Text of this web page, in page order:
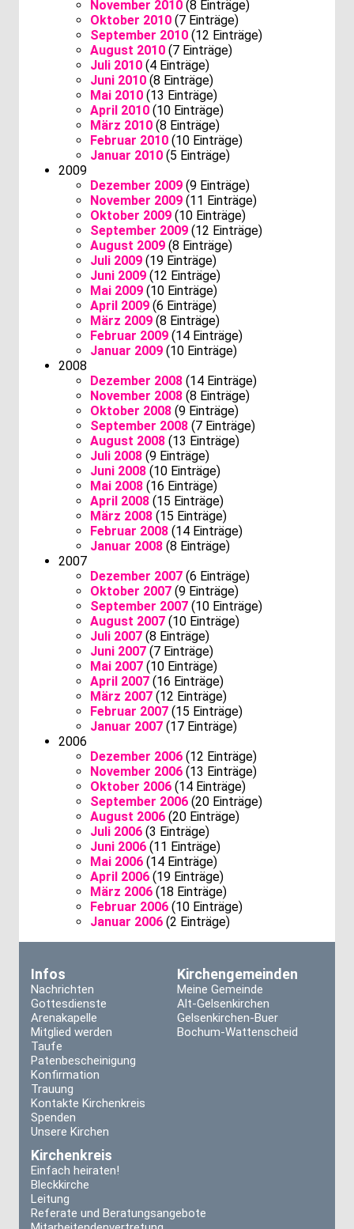
November 2010 (8 Einträge)
Oktober 2010 (7 Einträge)
September 2010 (12 Einträge)
August 2010 (7 Einträge)
Juli 2010 (4 Einträge)
Juni 2010 (8 Einträge)
Mai 2010 (13 Einträge)
April 2010 (10 Einträge)
März 2010 (8 Einträge)
Februar 2010 (10 Einträge)
Januar 2010 (5 Einträge)
2009
Dezember 2009 (9 Einträge)
November 2009 (11 Einträge)
Oktober 2009 (10 Einträge)
September 2009 (12 Einträge)
August 2009 (8 Einträge)
Juli 2009 (19 Einträge)
Juni 2009 (12 Einträge)
Mai 2009 (10 Einträge)
April 2009 (6 Einträge)
März 2009 (8 Einträge)
Februar 2009 (14 Einträge)
Januar 2009 (10 Einträge)
2008
Dezember 2008 (14 Einträge)
November 2008 (8 Einträge)
Oktober 2008 (9 Einträge)
September 2008 (7 Einträge)
August 2008 (13 Einträge)
Juli 2008 (9 Einträge)
Juni 2008 (10 Einträge)
Mai 2008 (16 Einträge)
April 2008 (15 Einträge)
März 2008 (15 Einträge)
Februar 2008 (14 Einträge)
Januar 2008 (8 Einträge)
2007
Dezember 2007 (6 Einträge)
Oktober 2007 (9 Einträge)
September 2007 (10 Einträge)
August 2007 (10 Einträge)
Juli 2007 (8 Einträge)
Juni 2007 (7 Einträge)
Mai 2007 (10 Einträge)
April 2007 (16 Einträge)
März 2007 (12 Einträge)
Februar 2007 (15 Einträge)
Januar 2007 (17 Einträge)
2006
Dezember 2006 (12 Einträge)
November 2006 (13 Einträge)
Oktober 2006 (14 Einträge)
September 2006 (20 Einträge)
August 2006 (20 Einträge)
Juli 2006 (3 Einträge)
Juni 2006 (11 Einträge)
Mai 2006 (14 Einträge)
April 2006 (19 Einträge)
März 2006 (18 Einträge)
Februar 2006 (10 Einträge)
Januar 2006 (2 Einträge)
Infos
Nachrichten
Gottesdienste
Arenakapelle
Mitglied werden
Taufe
Patenbescheinigung
Konfirmation
Trauung
Kontakte Kirchenkreis
Spenden
Unsere Kirchen
Kirchengemeinden
Meine Gemeinde
Alt-Gelsenkirchen
Gelsenkirchen-Buer
Bochum-Wattenscheid
Kirchenkreis
Einfach heiraten!
Bleckkirche
Leitung
Referate und Beratungsangebote